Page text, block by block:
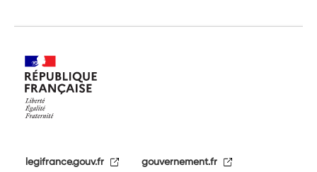
legifrance.gouv.fr gouvernement.fr